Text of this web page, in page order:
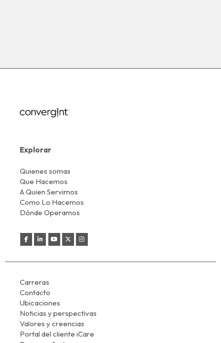
Explorar
Quienes somas
Que Hacemos
A Quien Servimos
Como Lo Hacemos
Dónde Operamos
Carreras
Contacto
Ubicaciones
Noticias y perspectivas
Valores y creencias
Portal del cliente iCare